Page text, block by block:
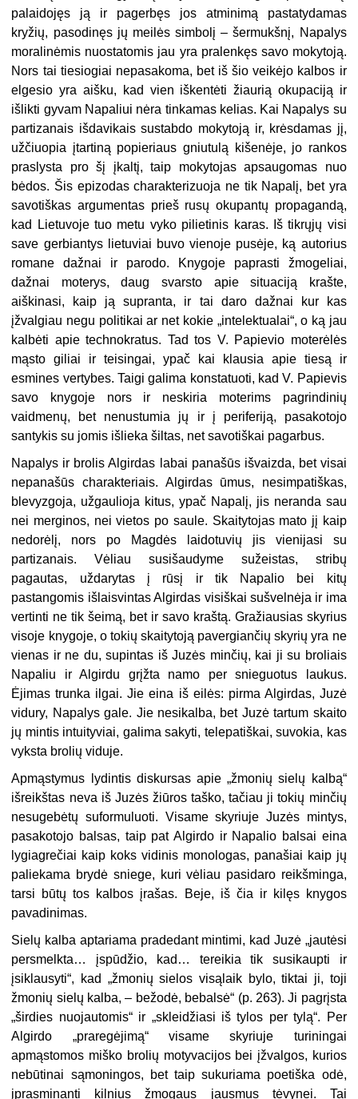
palaidojęs ją ir pagerbęs jos atminimą pastatydamas
kryžių, pasodinęs jų meilės simbolį – šermukšnį, Napalys
moralinėmis nuostatomis jau yra pralenkęs savo mokytoją.
Nors tai tiesiogiai nepasakoma, bet iš šio veikėjo kalbos ir
elgesio yra aišku, kad vien iškentėti žiaurią okupaciją ir
išlikti gyvam Napaliui nėra tinkamas kelias. Kai Napalys su
partizanais išdavikais sustabdo mokytoją ir, krėsdamas jį,
užčiuopia įtartiną popieriaus gniutulą kišenėje, jo rankos
praslysta pro šį įkaltį, taip mokytojas apsaugomas nuo
bėdos. Šis epizodas charakterizuoja ne tik Napalį, bet yra
savotiškas argumentas prieš rusų okupantų propagandą,
kad Lietuvoje tuo metu vyko pilietinis karas. Iš tikrųjų visi
save gerbiantys lietuviai buvo vienoje pusėje, ką autorius
romane dažnai ir parodo. Knygoje paprasti žmogeliai,
dažnai moterys, daug svarsto apie situaciją krašte,
aiškinasi, kaip ją supranta, ir tai daro dažnai kur kas
įžvalgiau negu politikai ar net kokie „intelektualai“, o ką jau
kalbėti apie technokratus. Tad tos V. Papievio moterėlės
mąsto giliai ir teisingai, ypač kai klausia apie tiesą ir
esmines vertybes. Taigi galima konstatuoti, kad V. Papievis
savo knygoje nors ir neskiria moterims pagrindinių
vaidmenų, bet nenustumia jų ir į periferiją, pasakotojo
santykis su jomis išlieka šiltas, net savotiškai pagarbus.
Napalys ir brolis Algirdas labai panašūs išvaizda, bet visai
nepanašūs charakteriais. Algirdas ūmus, nesimpatiškas,
blevyzgoja, užgaulioja kitus, ypač Napalį, jis neranda sau
nei merginos, nei vietos po saule. Skaitytojas mato jį kaip
nedorėlį, nors po Magdės laidotuvių jis vienijasi su
partizanais. Vėliau susišaudyme sužeistas, stribų
pagautas, uždarytas į rūsį ir tik Napalio bei kitų
pastangomis išlaisvintas Algirdas visiškai sušvelnėja ir ima
vertinti ne tik šeimą, bet ir savo kraštą. Gražiausias skyrius
visoje knygoje, o tokių skaitytoją pavergiančių skyrių yra ne
vienas ir ne du, supintas iš Juzės minčių, kai ji su broliais
Napaliu ir Algirdu grįžta namo per snieguotus laukus.
Ėjimas trunka ilgai. Jie eina iš eilės: pirma Algirdas, Juzė
vidury, Napalys gale. Jie nesikalba, bet Juzė tartum skaito
jų mintis intuityviai, galima sakyti, telepatiškai, suvokia, kas
vyksta brolių viduje.
Apmąstymus lydintis diskursas apie „žmonių sielų kalbą“
išreikštas neva iš Juzės žiūros taško, tačiau ji tokių minčių
nesugebėtų suformuluoti. Visame skyriuje Juzės mintys,
pasakotojo balsas, taip pat Algirdo ir Napalio balsai eina
lygiagrečiai kaip koks vidinis monologas, panašiai kaip jų
paliekama brydė sniege, kuri vėliau pasidaro reikšminga,
tarsi būtų tos kalbos įrašas. Beje, iš čia ir kilęs knygos
pavadinimas.
Sielų kalba aptariama pradedant mintimi, kad Juzė „jautėsi
persmelkta… įspūdžio, kad… tereikia tik susikaupti ir
įsiklausyti“, kad „žmonių sielos visąlaik bylo, tiktai ji, toji
žmonių sielų kalba, – bežodė, bebalsė“ (p. 263). Ji pagrįsta
„širdies nuojautomis“ ir „skleidžiasi iš tylos per tylą“. Per
Algirdo „praregėjimą“ visame skyriuje turiningai
apmąstomos miško brolių motyvacijos bei įžvalgos, kurios
nebūtinai sąmoningos, bet taip sukuriama poetiška odė,
įprasminanti kilnius žmogaus jausmus tėvynei. Tai